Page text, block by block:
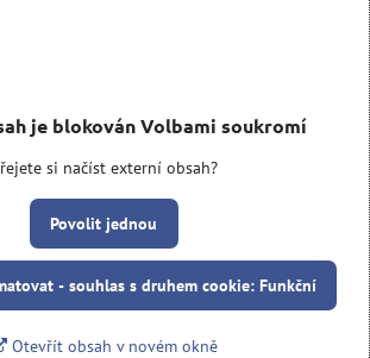
je blokován Volbami soukromí
si načíst externí obsah?
Povolit jednou
- souhlas s druhem cookie: Funkční
Otevřít obsah v novém okně